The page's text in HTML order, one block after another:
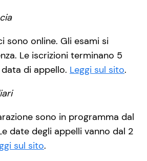
sono online. Gli esami si
Le iscrizioni terminano 5
di appello. Leggi sul sito.
sono in programma dal
date degli appelli vanno dal 2
sul sito.